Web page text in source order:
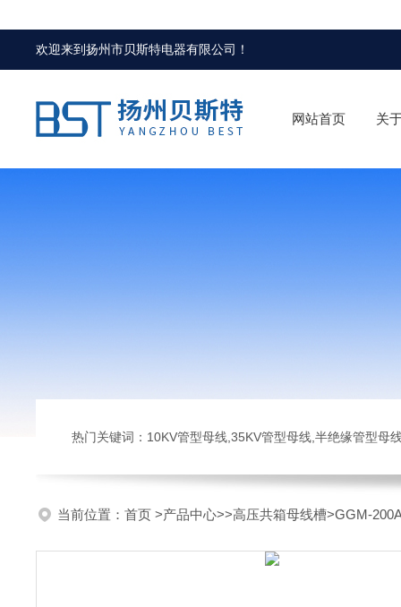
欢迎来到扬州市贝斯特电器有限公司 ！
网站首页 关
热门关键词：10KV管型母线,35KV管型母线,半绝缘管型母
当前位置： 首页 >产品中心>>高压共箱母线槽>GGM-